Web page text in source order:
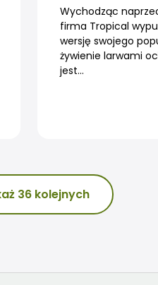
Wychodząc
firma Tropical
wersję swojego
żywienie larwami
jest...
36 kolejnych